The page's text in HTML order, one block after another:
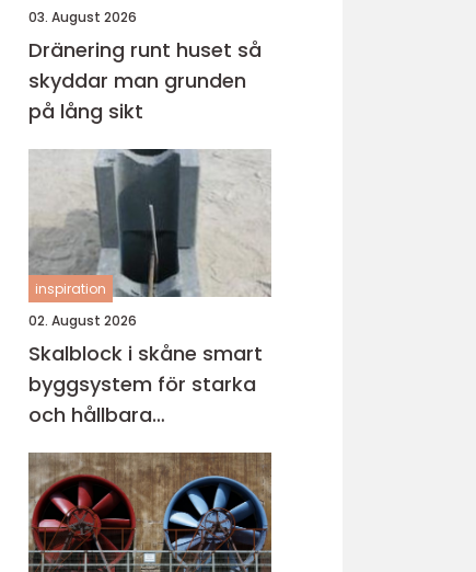
03. August 2026
Dränering runt huset så
skyddar man grunden
på lång sikt
inspiration
02. August 2026
Skalblock i skåne smart
byggsystem för starka
och hållbara
konstruktioner